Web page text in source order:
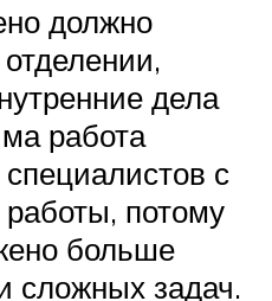
должно
дела
работа
с
потому
больше
сложных задач.